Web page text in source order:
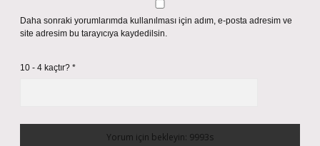
Daha sonraki yorumlarımda kullanılması için adım, e-posta adresim ve
site adresim bu tarayıcıya kaydedilsin.
10 - 4 kaçtır? *